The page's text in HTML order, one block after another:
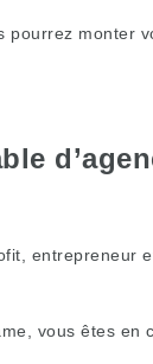
pourrez monter
entrepreneur
vous êtes